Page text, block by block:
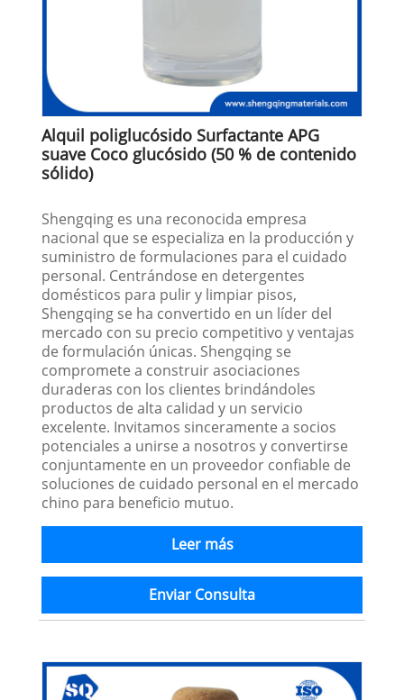
Alquil poliglucósido Surfactante APG
suave Coco glucósido (50 % de contenido
sólido)
Shengqing es una reconocida empresa
nacional que se especializa en la producción y
suministro de formulaciones para el cuidado
personal. Centrándose en detergentes
domésticos para pulir y limpiar pisos,
Shengqing se ha convertido en un líder del
mercado con su precio competitivo y ventajas
de formulación únicas. Shengqing se
compromete a construir asociaciones
duraderas con los clientes brindándoles
productos de alta calidad y un servicio
excelente. Invitamos sinceramente a socios
potenciales a unirse a nosotros y convertirse
conjuntamente en un proveedor confiable de
soluciones de cuidado personal en el mercado
chino para beneficio mutuo.
Leer más
Enviar Consulta